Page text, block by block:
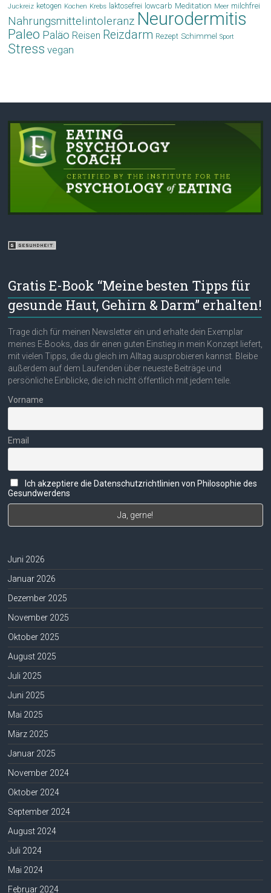
Juckreiz ketogen Kochen Krebs laktosefrei lowcarb Meditation Meer milchfrei
Nahrungsmittelintoleranz Neurodermitis
Paleo Paläo Reisen Reizdarm Rezept Schimmel Sport
Stress vegan
Gratis E-Book “Meine besten Tipps für
gesunde Haut, Gehirn & Darm” erhalten!
Trage dich für meinen Newsletter ein und erhalte dein Exemplar
meines E-Books, das dir einen guten Einstieg in mein Konzept liefert,
mit vielen Tipps, die du gleich im Alltag ausprobieren kannst. Bleibe
außerdem auf dem Laufenden über neueste Beiträge und
persönliche Einblicke, die ich nicht öffentlich mit jedem teile.
Vorname
Email
Ich akzeptiere die Datenschutzrichtlinien von Philosophie des
Gesundwerdens
Juni 2026
Januar 2026
Dezember 2025
November 2025
Oktober 2025
August 2025
Juli 2025
Juni 2025
Mai 2025
März 2025
Januar 2025
November 2024
Oktober 2024
September 2024
August 2024
Juli 2024
Mai 2024
Februar 2024